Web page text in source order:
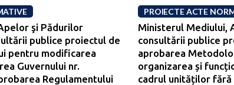
şi Pădurilor
publice proiectul de
pentru modificarea
Guvernului nr.
Regulamentului
PROIECTE ACTE
Ministerul Mediului,
consultării publice
aprobarea
organizarea și
cadrul unităților